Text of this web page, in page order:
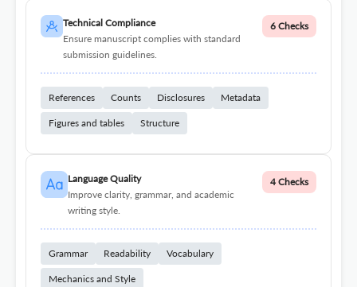
Technical Compliance
Ensure manuscript complies with standard
submission guidelines.
6 Checks
References Counts Disclosures Metadata
Figures and tables Structure
Language Quality
Improve clarity, grammar, and academic
writing style.
4 Checks
Grammar Readability Vocabulary
Mechanics and Style